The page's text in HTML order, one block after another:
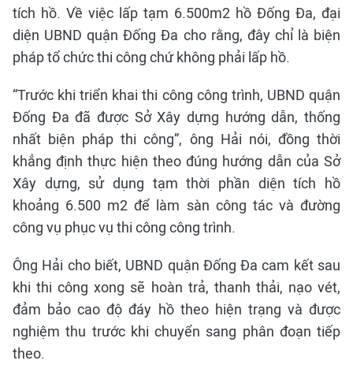
tích hồ. Về việc lấp tạm 6.500m2 hồ Đống Đa, đại
diện UBND quận Đống Đa cho rằng, đây chỉ là biện
pháp tổ chức thi công chứ không phải lấp hồ.
“Trước khi triển khai thi công công trình, UBND quận
Đống Đa đã được Sở Xây dựng hướng dẫn, thống
nhất biện pháp thi công”, ông Hải nói, đồng thời
khẳng định thực hiện theo đúng hướng dẫn của Sở
Xây dựng, sử dụng tạm thời phần diện tích hồ
khoảng 6.500 m2 để làm sàn công tác và đường
công vụ phục vụ thi công công trình.
Ông Hải cho biết, UBND quận Đống Đa cam kết sau
khi thi công xong sẽ hoàn trả, thanh thải, nạo vét,
đảm bảo cao độ đáy hồ theo hiện trạng và được
nghiệm thu trước khi chuyển sang phân đoạn tiếp
theo.